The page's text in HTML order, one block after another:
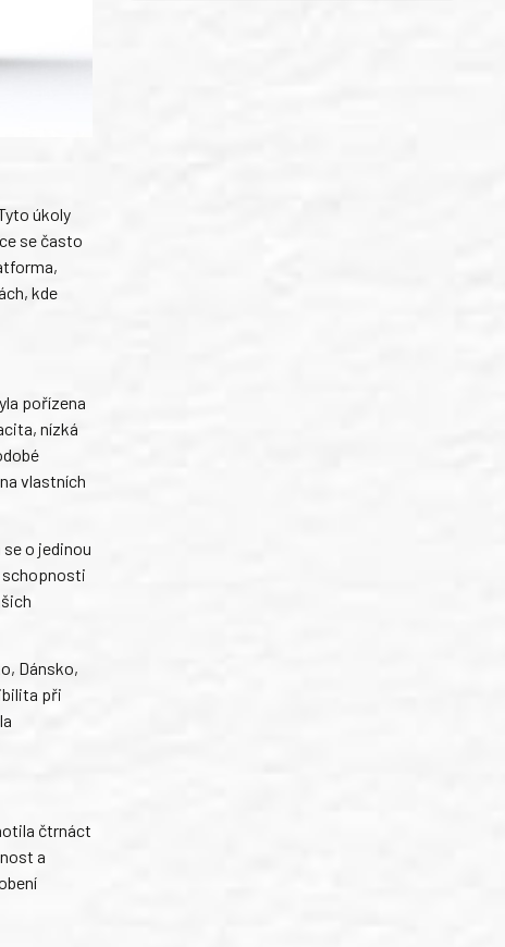
úkoly
se často
kde
pořízena
nízká
vlastních
o jedinou
schopnosti
Dánsko,
při
čtrnáct
a